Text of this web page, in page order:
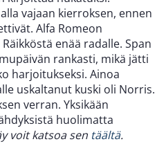
vajaan kierroksen, ennen
Alfa Romeon
enää radalle. Span
rankasti, mikä jätti
harjoitukseksi. Ainoa
uskaltanut kuski oli Norris.
verran. Yksikään
huolimatta
voit katsoa sen täältä.